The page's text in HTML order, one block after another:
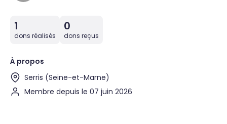
1
dons réalisés
0
dons reçus
À propos
Serris (Seine-et-Marne)
Membre depuis le 07 juin 2026